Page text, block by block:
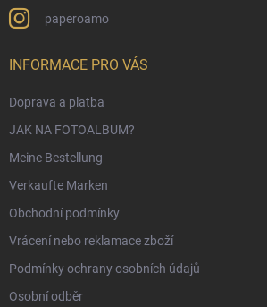
paperoamo
INFORMACE PRO VÁS
Doprava a platba
JAK NA FOTOALBUM?
Meine Bestellung
Verkaufte Marken
Obchodní podmínky
Vrácení nebo reklamace zboží
Podmínky ochrany osobních údajů
Osobní odběr